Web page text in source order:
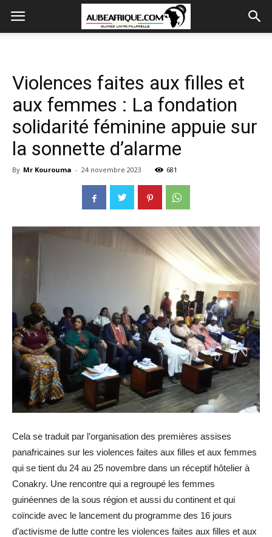
Violences faites aux filles et
aux femmes : La fondation
solidarité féminine appuie sur
la sonnette d’alarme
By Mr Kourouma - 24 novembre 2023 681
Cela se traduit par l’organisation des premières assises
panafricaines sur les violences faites aux filles et aux femmes
qui se tient du 24 au 25 novembre dans un réceptif hôtelier à
Conakry. Une rencontre qui a regroupé les femmes
guinéennes de la sous région et aussi du continent et qui
coïncide avec le lancement du programme des 16 jours
d’activisme de lutte contre les violences faites aux filles et aux